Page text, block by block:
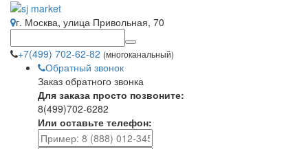
г. Москва, улица Привольная, 70
+7(499) 702-62-82 (многоканальный)
Обратный звонок
Заказ обратного звонка
Для заказа просто позвоните:
8(499)702-6282
Или оставьте телефон: